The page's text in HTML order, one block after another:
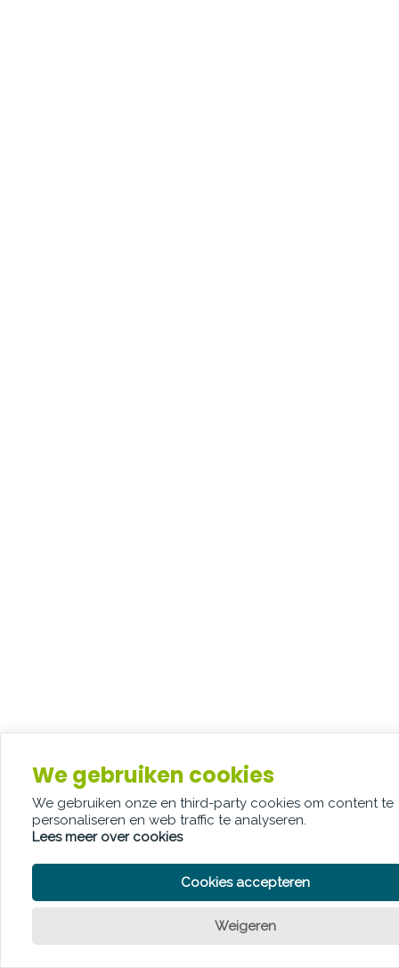
We gebruiken cookies
We gebruiken onze en third-party cookies om content te
personaliseren en web traffic te analyseren.
Lees meer over cookies
Cookies accepteren
Weigeren